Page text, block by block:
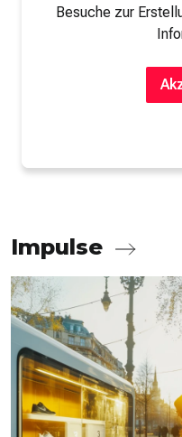
Besuche zur
Impulse